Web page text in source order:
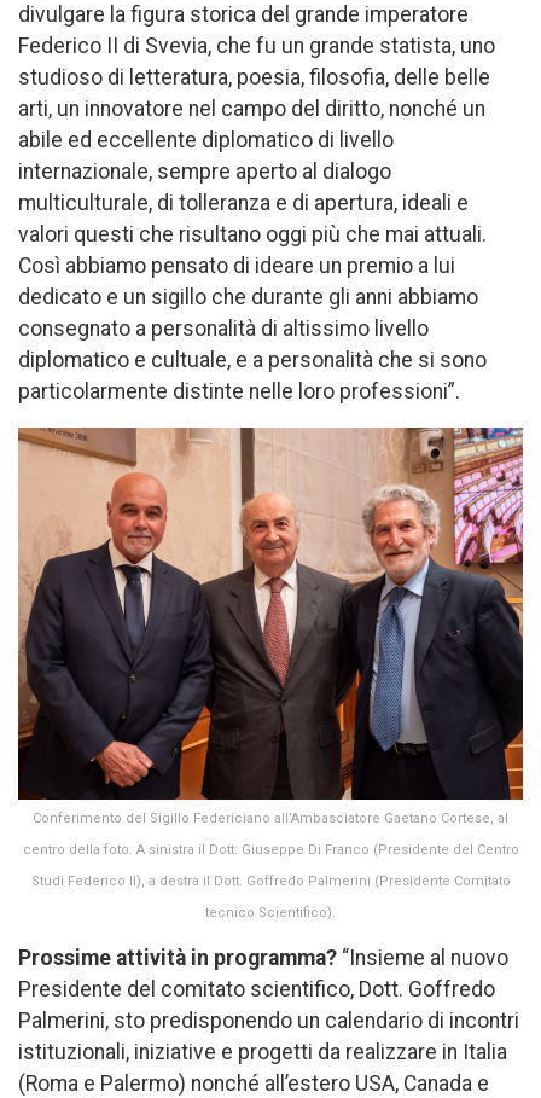
divulgare la figura storica del grande imperatore
Federico II di Svevia, che fu un grande statista, uno
studioso di letteratura, poesia, filosofia, delle belle
arti, un innovatore nel campo del diritto, nonché un
abile ed eccellente diplomatico di livello
internazionale, sempre aperto al dialogo
multiculturale, di tolleranza e di apertura, ideali e
valori questi che risultano oggi più che mai attuali.
Così abbiamo pensato di ideare un premio a lui
dedicato e un sigillo che durante gli anni abbiamo
consegnato a personalità di altissimo livello
diplomatico e cultuale, e a personalità che si sono
particolarmente distinte nelle loro professioni”.
Conferimento del Sigillo Federiciano all’Ambasciatore Gaetano Cortese, al
centro della foto. A sinistra il Dott. Giuseppe Di Franco (Presidente del Centro
Studi Federico II), a destra il Dott. Goffredo Palmerini (Presidente Comitato
tecnico Scientifico).
Prossime attività in programma? “Insieme al nuovo
Presidente del comitato scientifico, Dott. Goffredo
Palmerini, sto predisponendo un calendario di incontri
istituzionali, iniziative e progetti da realizzare in Italia
(Roma e Palermo) nonché all’estero USA, Canada e